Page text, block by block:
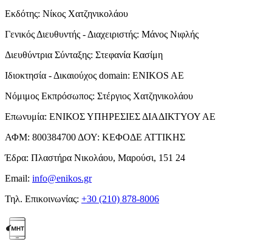
Εκδότης: Νίκος Χατζηνικολάου
Γενικός Διευθυντής - Διαχειριστής: Μάνος Νιφλής
Διευθύντρια Σύνταξης: Στεφανία Κασίμη
Ιδιοκτησία - Δικαιούχος domain: ENIKOS AE
Νόμιμος Εκπρόσωπος: Στέργιος Χατζηνικολάου
Επωνυμία: ΕΝΙΚΟΣ ΥΠΗΡΕΣΙΕΣ ΔΙΑΔΙΚΤΥΟΥ ΑΕ
ΑΦΜ: 800384700 ΔΟΥ: ΚΕΦΟΔΕ ΑΤΤΙΚΗΣ
Έδρα: Πλαστήρα Νικολάου, Μαρούσι, 151 24
Email: info@enikos.gr
Τηλ. Επικοινωνίας: +30 (210) 878-8006